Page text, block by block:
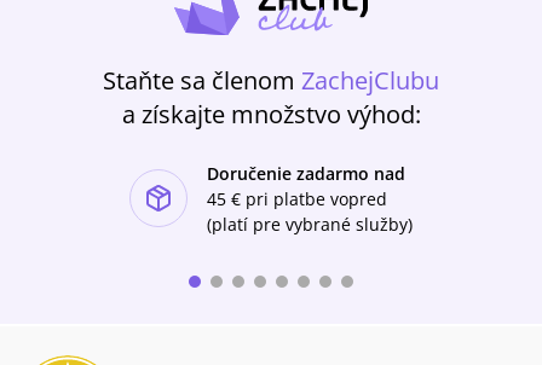
Staňte sa členom ZachejClubu
a získajte množstvo výhod:
Doručenie zadarmo nad
45 € pri platbe vopred
(platí pre vybrané služby)